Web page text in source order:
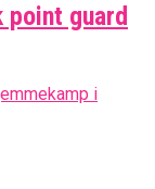
guard